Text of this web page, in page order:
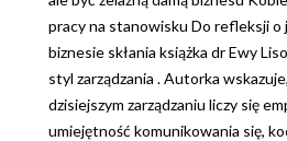
pracy na stanowisku Do refleksji o
biznesie skłania książka dr Ewy
styl zarządzania . Autorka
dzisiejszym zarządzaniu liczy się
umiejętność komunikowania się,